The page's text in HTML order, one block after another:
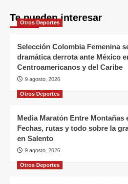
Te pueden interesar
Otros Deportes
Selección Colombia Femenina
dramática derrota ante México
Centroamericanos y del Caribe
9 agosto, 2026
Otros Deportes
Media Maratón Entre Montañas
Fechas, rutas y todo sobre la
en Salento
9 agosto, 2026
Otros Deportes